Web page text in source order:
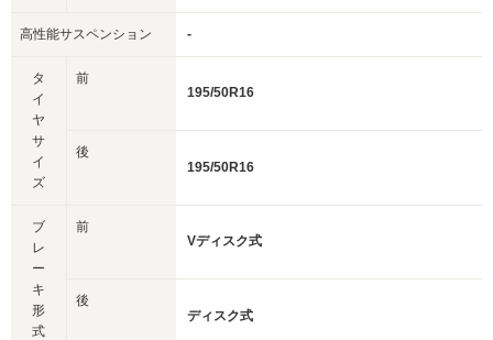
高性能サスペンション -
タ
イ
ヤ
サ
イ
ズ
前
195/50R16
後
195/50R16
ブ
レ
ー
キ
形
式
前
Vディスク式
後
ディスク式